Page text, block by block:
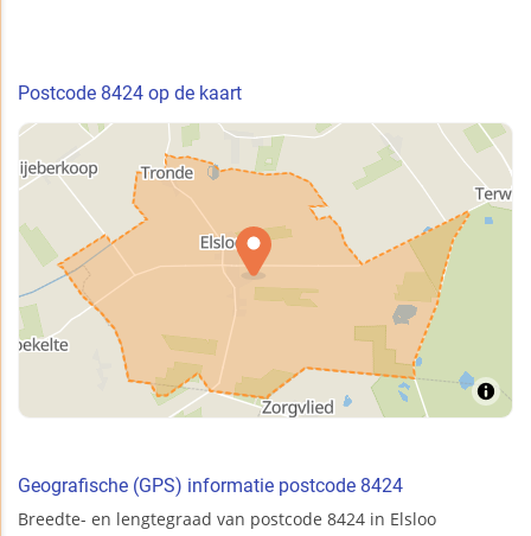
Postcode 8424 op de kaart
Geografische (GPS) informatie postcode 8424
Breedte- en lengtegraad van postcode 8424 in Elsloo